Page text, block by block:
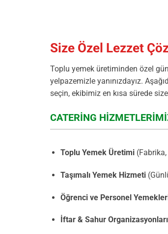
Size Özel Lezzet
Toplu yemek üretiminden özel
yelpazemizle yanınızdayız.
seçin, ekibimiz en kısa sürede
CATERING
Toplu Yemek Üretimi(Fabrika,
Taşımalı Yemek Hizmeti
Öğrenci ve Personel
İftar & Sahur Organizasyonları